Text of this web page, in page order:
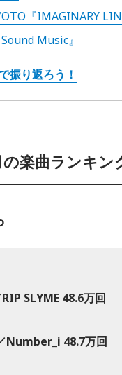
『IMAGINARY
Music』
振り返ろう！
楽曲ランキン
SLYME 48.6万回
Number_i 48.7万回